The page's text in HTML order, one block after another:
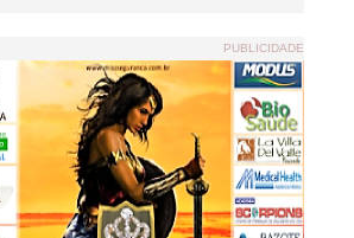
PUBLICIDADE